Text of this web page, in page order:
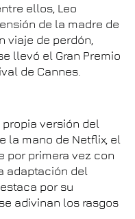
ellos, Leo
de la madre de
viaje de perdón,
llevó el Gran Premio
de Cannes.
versión del
la mano de Netflix, el
por primera vez con
adaptación del
por su
adivinan los rasgos